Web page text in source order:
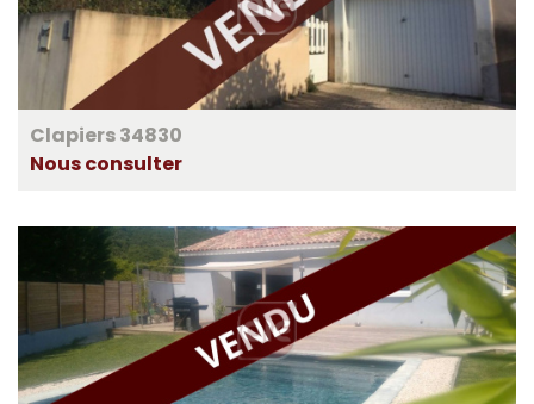
Clapiers 34830
Nous consulter